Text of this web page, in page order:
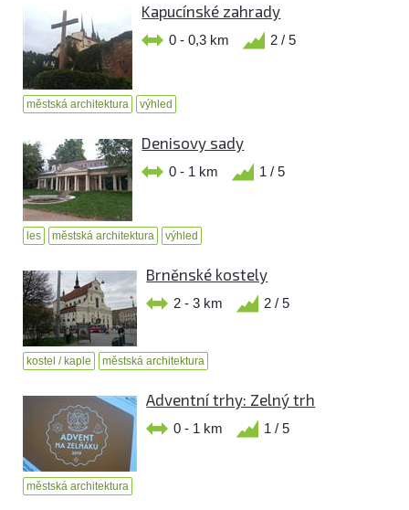
Kapucínské zahrady
0 - 0,3 km 2 / 5
městská architektura výhled
Denisovy sady
0 - 1 km 1 / 5
les městská architektura výhled
Brněnské kostely
2 - 3 km 2 / 5
kostel / kaple městská architektura
Adventní trhy: Zelný trh
0 - 1 km 1 / 5
městská architektura